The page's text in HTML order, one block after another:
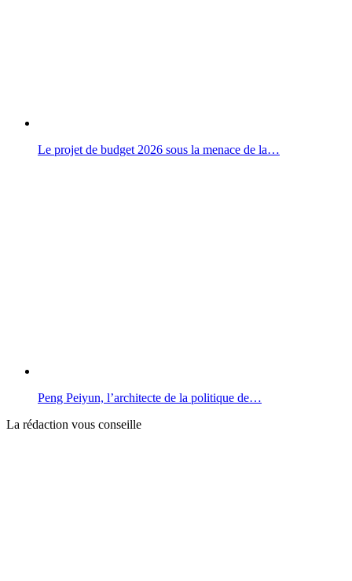
Le projet de budget 2026 sous la menace de la…
Peng Peiyun, l’architecte de la politique de…
La rédaction vous conseille